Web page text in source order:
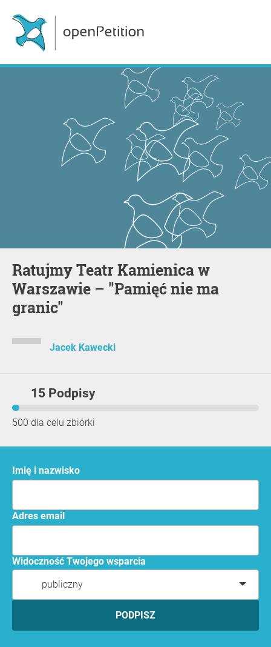
Ratujmy Teatr Kamienica w
Warszawie – "Pamięć nie ma
granic"
Jacek Kawecki
15 Podpisy
500 dla celu zbiórki
Imię i nazwisko
Adres email
Widoczność Twojego wsparcia
publiczny
PODPISZ